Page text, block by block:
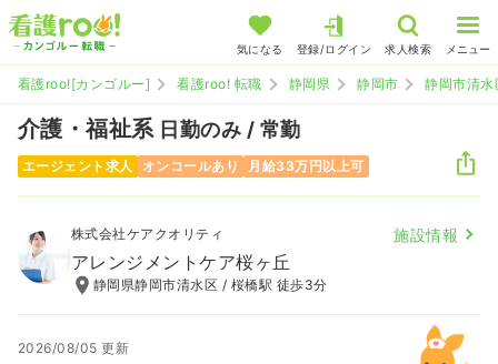
気になる 登録/ログイン 求人検索 メニュー
看護roo![カンゴルー] 看護roo! 転職 静岡県 静岡市 静岡市清水
介護・福祉系 日勤のみ / 常勤
エージェント求人 オンコールあり 月給33万円以上可
株式会社ケアクオリティ 施設情報
アレンジメントケア桜ヶ丘
静岡県静岡市清水区 / 桜橋駅 徒歩3分
2026/08/05 更新